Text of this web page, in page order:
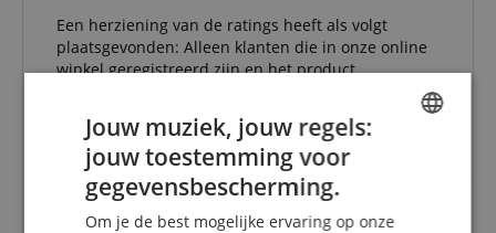
Een herziening van de ratings heeft als volgt
plaatsgevonden: Alleen klanten die in onze online
winkel geregistreerd zijn en het product
artikel geven.
Jouw muziek, jouw regels:
jouw toestemming voor
gegevensbescherming.
Om je de best mogelijke ervaring op onze